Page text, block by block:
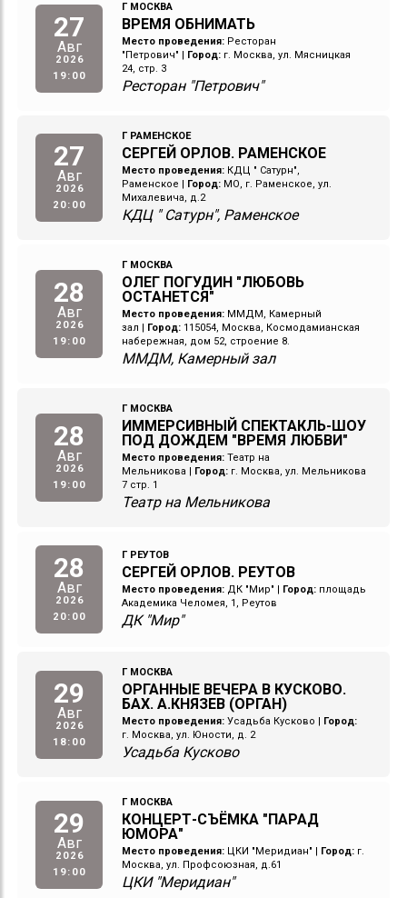
27
Авг
2026
19:00
Г МОСКВА
ВРЕМЯ ОБНИМАТЬ
Место проведения: Ресторан
"Петрович"
Город: г. Москва, ул. Мясницкая
24, стр. 3
Ресторан "Петрович"
27
Авг
2026
20:00
Г РАМЕНСКОЕ
СЕРГЕЙ ОРЛОВ. РАМЕНСКОЕ
Место проведения: КДЦ " Сатурн",
Раменское
Город: МО, г. Раменское, ул.
Михалевича, д.2
КДЦ " Сатурн", Раменское
28
Авг
2026
19:00
Г МОСКВА
ОЛЕГ ПОГУДИН "ЛЮБОВЬ
ОСТАНЕТСЯ"
Место проведения: ММДМ, Камерный
зал
Город: 115054, Москва, Космодамианская
набережная, дом 52, строение 8.
ММДМ, Камерный зал
28
Авг
2026
19:00
Г МОСКВА
ИММЕРСИВНЫЙ СПЕКТАКЛЬ-ШОУ
ПОД ДОЖДЕМ "ВРЕМЯ ЛЮБВИ"
Место проведения: Театр на
Мельникова
Город: г. Москва, ул. Мельникова
7 стр. 1
Театр на Мельникова
28
Авг
2026
20:00
Г РЕУТОВ
СЕРГЕЙ ОРЛОВ. РЕУТОВ
Место проведения: ДК "Мир" | Город: площадь
Академика Челомея, 1, Реутов
ДК "Мир"
29
Авг
2026
18:00
Г МОСКВА
ОРГАННЫЕ ВЕЧЕРА В КУСКОВО.
БАХ. А.КНЯЗЕВ (ОРГАН)
Место проведения: Усадьба Кусково
Город:
г. Москва, ул. Юности, д. 2
Усадьба Кусково
29
Авг
2026
19:00
Г МОСКВА
КОНЦЕРТ-СЪЁМКА "ПАРАД
ЮМОРА"
Место проведения: ЦКИ "Меридиан" Город: г.
Москва, ул. Профсоюзная, д.61
ЦКИ "Меридиан"